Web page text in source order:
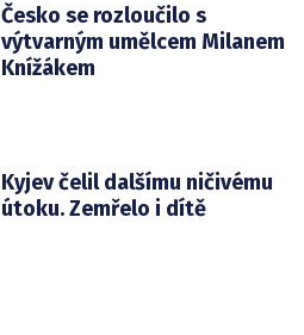
Česko se rozloučilo s
výtvarným umělcem Milanem
Knížákem
Kyjev čelil dalšímu ničivému
útoku. Zemřelo i dítě